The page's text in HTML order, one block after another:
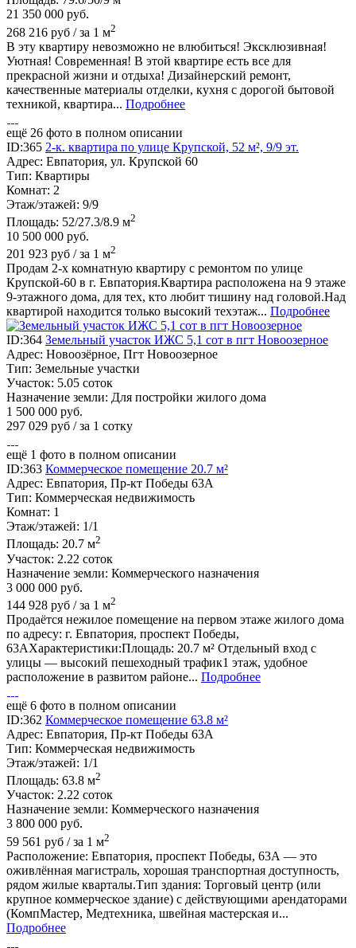
21 350 000 руб.
268 216 руб / за 1 м2
В эту квартиру невозможно не влюбиться! Эксклюзивная!
Уютная! Современная! В этой квартире есть все для
прекрасной жизни и отдыха! Дизайнерский ремонт,
качественные материалы отделки, кухня с дорогой бытовой
техникой, квартира... Подробнее
ещё 26 фото в полном описании
ID:365 2-к. квартира по улице Крупской, 52 м², 9/9 эт.
Адрес: Евпатория, ул. Крупской 60
Тип: Квартиры
Комнат: 2
Этаж/этажей: 9/9
Площадь: 52/27.3/8.9 м2
10 500 000 руб.
201 923 руб / за 1 м2
Продам 2-х комнатную квартиру с ремонтом по улице
Крупской-60 в г. Евпатория.Квартира расположена на 9 этаже
9-этажного дома, для тех, кто любит тишину над головой.Над
квартирой находится только высокий техэтаж... Подробнее
ID:364 Земельный участок ИЖС 5,1 сот в пгт Новоозерное
Адрес: Новоозёрное, Пгт Новоозерное
Тип: Земельные участки
Участок: 5.05 соток
Назначение земли: Для постройки жилого дома
1 500 000 руб.
297 029 руб / за 1 сотку
ещё 1 фото в полном описании
ID:363 Коммерческое помещение 20.7 м²
Адрес: Евпатория, Пр-кт Победы 63А
Тип: Коммерческая недвижимость
Комнат: 1
Этаж/этажей: 1/1
Площадь: 20.7 м2
Участок: 2.22 соток
Назначение земли: Коммерческого назначения
3 000 000 руб.
144 928 руб / за 1 м2
Продаётся нежилое помещение на первом этаже жилого дома
по адресу: г. Евпатория, проспект Победы,
63АХарактеристики:Площадь: 20.7 м² Отдельный вход с
улицы — высокий пешеходный трафик1 этаж, удобное
расположение в развитом районе... Подробнее
ещё 6 фото в полном описании
ID:362 Коммерческое помещение 63.8 м²
Адрес: Евпатория, Пр-кт Победы 63А
Тип: Коммерческая недвижимость
Этаж/этажей: 1/1
Площадь: 63.8 м2
Участок: 2.22 соток
Назначение земли: Коммерческого назначения
3 800 000 руб.
59 561 руб / за 1 м2
Расположение: Евпатория, проспект Победы, 63А — это
оживлённая магистраль, хорошая транспортная доступность,
рядом жилые кварталы.Тип здания: Торговый центр (или
крупное коммерческое здание) с действующими арендаторами
(КомпМастер, Медтехника, швейная мастерская и...
Подробнее